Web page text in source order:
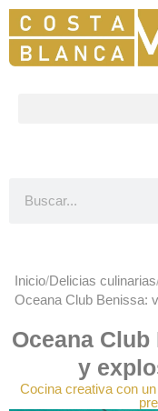
Inicio Delicias culinarias
Oceana Club Benissa:
Oceana
y
Cocina creativa con